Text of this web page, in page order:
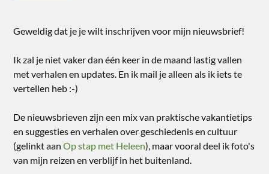
Geweldig dat je je wilt inschrijven voor mijn nieuwsbrief!
Ik zal je niet vaker dan één keer in de maand lastig vallen
met verhalen en updates. En ik mail je alleen als ik iets te
vertellen heb :-)
De nieuwsbrieven zijn een mix van praktische vakantietips
en suggesties en verhalen over geschiedenis en cultuur
(gelinkt aanOp stap met Heleen), maar vooral deel ik foto's
van mijn reizen en verblijf in het buitenland.